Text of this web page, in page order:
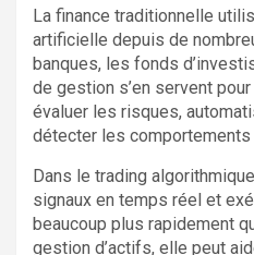
La finance traditionnelle
artificielle depuis de
banques, les fonds
de gestion s’en servent
évaluer les risques,
détecter les
Dans le trading
signaux en temps réel et
beaucoup plus rapidement
gestion d’actifs, elle peut